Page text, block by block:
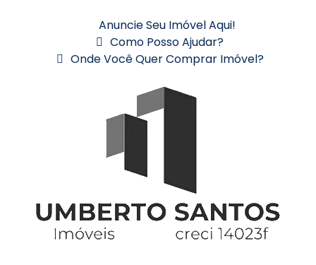
Anuncie Seu Imóvel Aqui!
Como Posso Ajudar?
Onde Você Quer Comprar Imóvel?